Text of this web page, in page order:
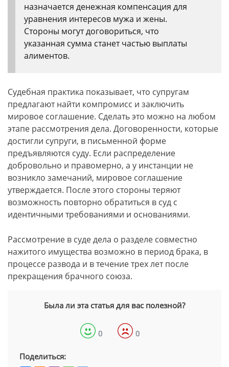
назначается денежная компенсация для
уравнения интересов мужа и жены.
Стороны могут договориться, что
указанная сумма станет частью выплаты
алиментов.
Судебная практика показывает, что супругам
предлагают найти компромисс и заключить
мировое соглашение. Сделать это можно на любом
этапе рассмотрения дела. Договоренности, которые
достигли супруги, в письменной форме
предъявляются суду. Если распределение
добровольно и правомерно, а у инстанции не
возникло замечаний, мировое соглашение
утверждается. После этого стороны теряют
возможность повторно обратиться в суд с
идентичными требованиями и основаниями.
Рассмотрение в суде дела о разделе совместно
нажитого имущества возможно в период брака, в
процессе развода и в течение трех лет после
прекращения брачного союза.
Была ли эта статья для вас полезной?
0 0
Поделиться: